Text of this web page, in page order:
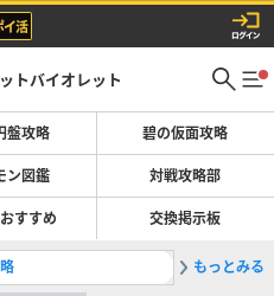
トバイオレット
盤攻略 碧の仮面攻略
ン図鑑 対戦攻略部
すすめ 交換掲示板
2御三家
もっとみる